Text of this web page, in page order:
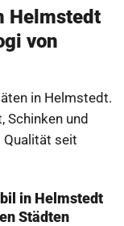
Helmstedt
von
in Helmstedt.
Schinken und
Qualität seit
in Helmstedt
Städten